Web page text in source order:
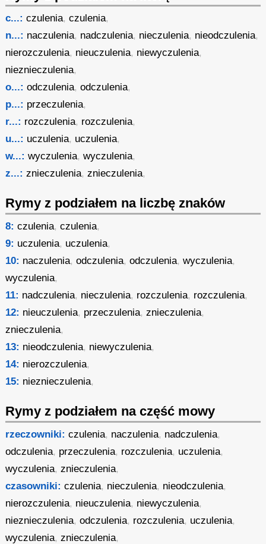
c...: czulenia,czulenia,
n...: naczulenia, nadczulenia, nieczulenia, nieodczulenia,
nierozczulenia, nieuczulenia, niewyczulenia,
nieznieczulenia,
o...: odczulenia,odczulenia,
p...: przeczulenia,
r...: rozczulenia, rozczulenia,
u...: uczulenia, uczulenia,
w...: wyczulenia,wyczulenia,
z...: znieczulenia,znieczulenia,
Rymy z podziałem na liczbę znaków
8: czulenia,czulenia,
9: uczulenia, uczulenia,
10: naczulenia,odczulenia,odczulenia,wyczulenia,
wyczulenia,
11: nadczulenia, nieczulenia, rozczulenia, rozczulenia,
12: nieuczulenia, przeczulenia,znieczulenia,
znieczulenia,
13: nieodczulenia, niewyczulenia,
14: nierozczulenia,
15: nieznieczulenia,
Rymy z podziałem na część mowy
rzeczowniki: czulenia, naczulenia, nadczulenia,
odczulenia, przeczulenia, rozczulenia, uczulenia,
wyczulenia,znieczulenia,
czasowniki: czulenia, nieczulenia, nieodczulenia,
nierozczulenia, nieuczulenia, niewyczulenia,
nieznieczulenia,odczulenia, rozczulenia, uczulenia,
wyczulenia,znieczulenia,